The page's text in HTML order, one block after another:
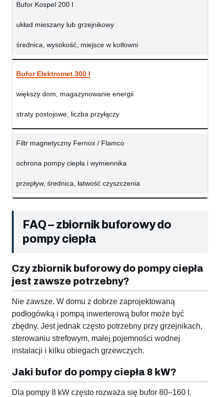
Bufor Kospel 200 l
układ mieszany lub grzejnikowy
średnica, wysokość, miejsce w kotłowni
Bufor Elektromet 300 l
większy dom, magazynowanie energii
straty postojowe, liczba przyłączy
Filtr magnetyczny Fernox / Flamco
ochrona pompy ciepła i wymiennika
przepływ, średnica, łatwość czyszczenia
FAQ – zbiornik buforowy do
pompy ciepła
Czy zbiornik buforowy do pompy ciepła
jest zawsze potrzebny?
Nie zawsze. W domu z dobrze zaprojektowaną
podłogówką i pompą inwerterową bufor może być
zbędny. Jest jednak często potrzebny przy grzejnikach,
sterowaniu strefowym, małej pojemności wodnej
instalacji i kilku obiegach grzewczych.
Jaki bufor do pompy ciepła 8 kW?
Dla pompy 8 kW często rozważa się bufor 80–160 l.